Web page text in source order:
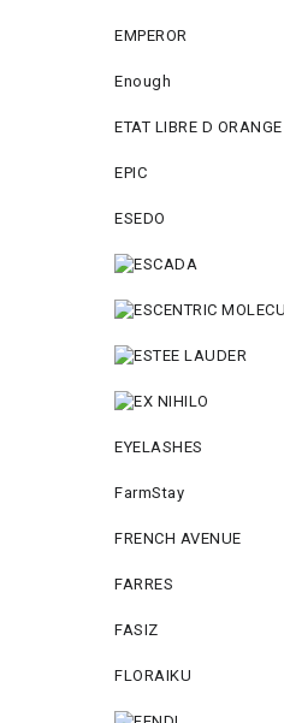
EMPEROR
Enough
ETAT LIBRE D ORANGE
EPIC
ESEDO
EYELASHES
FarmStay
FRENCH AVENUE
FARRES
FASIZ
FLORAIKU